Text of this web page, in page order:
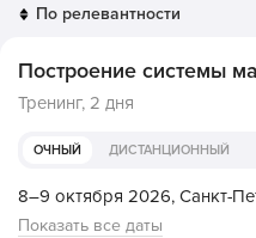
Построение системы
Тренинг, 2 дня
ОЧНЫЙ ДИСТАНЦИОННЫЙ
8–9 октября 2026, Санкт-
Показать все даты